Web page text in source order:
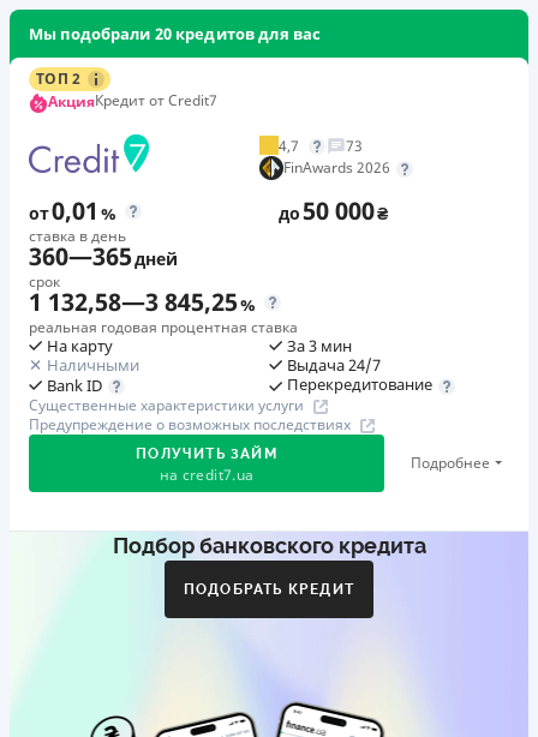
Мы подобрали 20 кредитов для вас
ТОП 2
АкцияКредит от Credit7
4,7
73
FinAwards 2026
от0,01 %
ставка в день
до50 000₴
360—365дней
срок
1 132,58—3 845,25%
реальная годовая процентная ставка
На карту
Наличными
Bank ID
За 3 мин
Выдача 24/7
Перекредитование
Существенные характеристики услуги
Предупреждение о возможных последствиях
ПОЛУЧИТЬ ЗАЙМ
на credit7.ua
Подробнее
Акция: «Кешбэк за друга»
друг регистрируется и получает первый кредит (от
Подбор банковского кредита
ПОДОБРАТЬ КРЕДИТ